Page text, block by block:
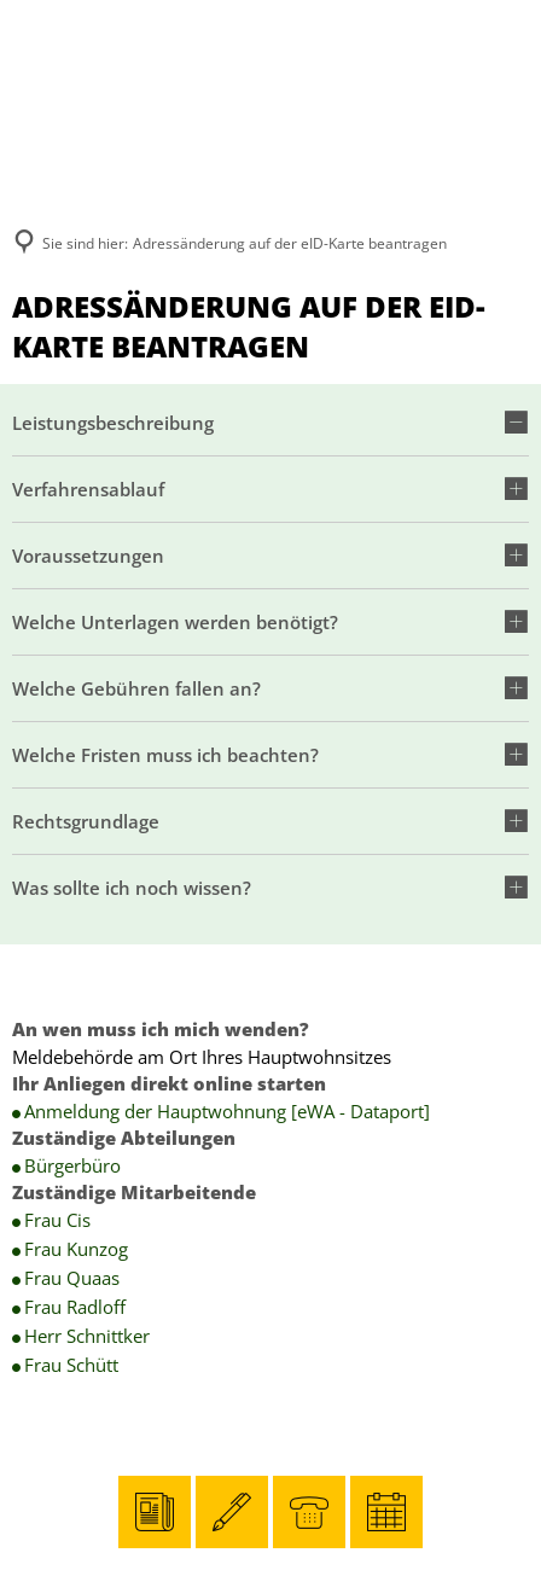
Sie sind hier: Adressänderung auf der eID-Karte beantragen
ADRESSÄNDERUNG AUF DER EID-
KARTE BEANTRAGEN
Leistungsbeschreibung
Verfahrensablauf
Voraussetzungen
Welche Unterlagen werden benötigt?
Welche Gebühren fallen an?
Welche Fristen muss ich beachten?
Rechtsgrundlage
Was sollte ich noch wissen?
Ihr Anliegen direkt online starten
Anmeldung der Hauptwohnung [eWA - Dataport]
An wen muss ich mich wenden?
Meldebehörde am Ort Ihres Hauptwohnsitzes
Zuständige Abteilungen
Bürgerbüro
Zuständige Mitarbeitende
Frau Cis
Frau Kunzog
Frau Quaas
Frau Radloff
Herr Schnittker
Frau Schütt